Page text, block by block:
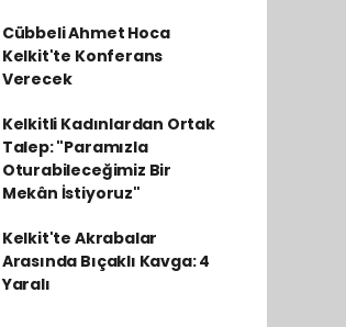
Cübbeli Ahmet Hoca
Kelkit'te Konferans
Verecek
Kelkitli Kadınlardan Ortak
Talep: "Paramızla
Oturabileceğimiz Bir
Mekân İstiyoruz"
Kelkit'te Akrabalar
Arasında Bıçaklı Kavga: 4
Yaralı